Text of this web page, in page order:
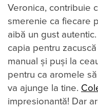
Veronica, contribuie
smerenie ca fiecare
aibă un gust
capia pentru
manual și puși la
pentru ca aromele
va ajunge la tine.
impresionantă! Dar